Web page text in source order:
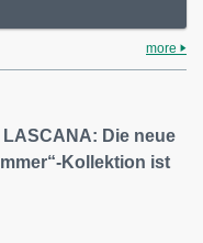
more
LASCANA: Die neue
Kollektion ist